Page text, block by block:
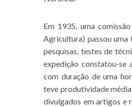
Em 1935, uma
Agricultura) passou
pesquisas, testes de
expedição constatou-se
com duração de uma
teve produtividade
divulgados em artigos e